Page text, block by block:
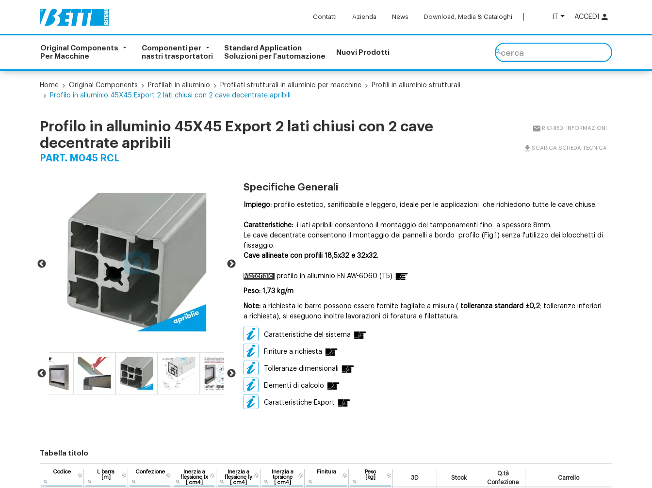
ACCEDI
Contatti Azienda News Download, Media & Cataloghi
Original Components
Per Macchine
Componenti per
nastri trasportatori
Standard Application
Soluzioni per l'automazione
Nuovi Prodotti cerca
Home Original Components Profilati in alluminio Profilati strutturali in alluminio per macchine
Profili in alluminio strutturali
Profilo in alluminio 45X45 Export 2 lati chiusi con 2 cave decentrate apribili
Profilo in alluminio 45X45 Export 2 lati chiusi con 2 cave
decentrate apribili
PART. M045 RCL
RICHIEDI INFORMAZIONI
SCARICA SCHEDA TECNICA
Specifiche Generali
Impiego:profilo estetico, sanificabile e leggero, ideale per le applicazioni che richiedono tutte le cave chiuse.
Caratteristiche: i lati apribili consentono il montaggio dei tamponamenti fino
a spessore 8mm.
Le cave decentrate consentono il montaggio dei pannelli a bordo
profilo (Fig.1) senza l'utilizzo dei blocchetti di
fissaggio.
Cave allineate con profili 18,5x32 e 32x32.
Materiale profilo in alluminio EN AW-6060 (T5)
Peso: 1,73 kg/m
Note:a richiesta le barre possono essere fornite tagliate a misura ( tolleranza standard ±0,2; tolleranze inferiori
a richiesta), si eseguono inoltre lavorazioni di foratura e filettatura.
Caratteristiche del sistema
Finiture a richiesta
Tolleranze dimensionali
Elementi di calcolo
Caratteristiche Export
Tabella titolo
Codice
L barra
[m]
Confezione
Inerzia a
flessione Ix
[ cm4]
Inerzia a
flessione ly
[ cm4]
Inerzia a
torsione
[ cm4]
Finitura
Peso
[kg]
3D Stock
Q.tà
Confezione
Carrello